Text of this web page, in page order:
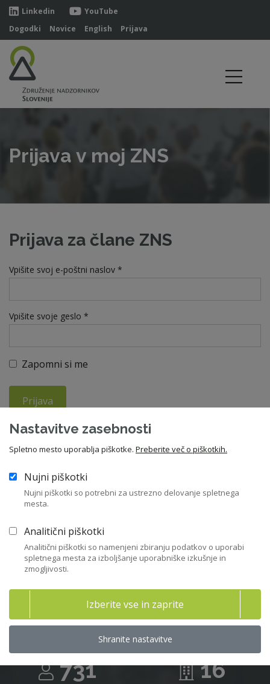
Linkedin
YouTube
Dogodki
Novice English Prijava
Prijava v moj ZNS
Prijava za člane ZNS
Vpišite svoj e-poštni naslov *
Vpišite svoje geslo *
Zapomni si me
Prijava
Ste pozabili geslo?
V kolikor še niste član ZNS, vas vabimo da se nam pridružite in
izkoristite vse ugodnosti članstva. Letna članarina znaša 210
Združenje nadzornikov Slovenije v
številkah
731 16
Nastavitve zasebnosti
Spletno mesto uporablja piškotke. Preberite več o piškotkih.
Nujni piškotki
Nujni piškotki so potrebni za ustrezno delovanje spletnega
mesta.
Analitični piškotki
Analitični piškotki so namenjeni zbiranju podatkov o uporabi
spletnega mesta za izboljšanje uporabniške izkušnje in
zmogljivosti.
Izberite vse in zaprite
Shranite nastavitve